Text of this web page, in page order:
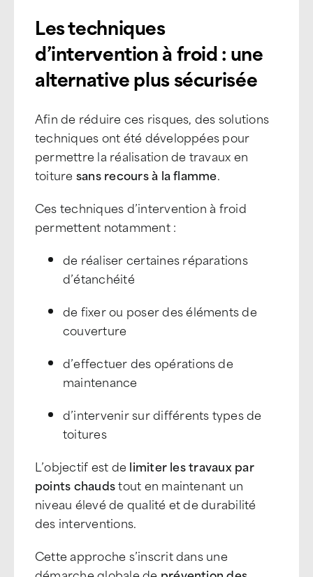
Les techniques
d’intervention à froid : une
alternative plus sécurisée
Afin de réduire ces risques, des solutions
techniques ont été développées pour
permettre la réalisation de travaux en
toiture sans recours à la flamme.
Ces techniques d’intervention à froid
permettent notamment :
de réaliser certaines réparations
d’étanchéité
de fixer ou poser des éléments de
couverture
d’effectuer des opérations de
maintenance
d’intervenir sur différents types de
toitures
L’objectif est de limiter les travaux par
points chaudstout en maintenant un
niveau élevé de qualité et de durabilité
des interventions.
Cette approche s’inscrit dans une